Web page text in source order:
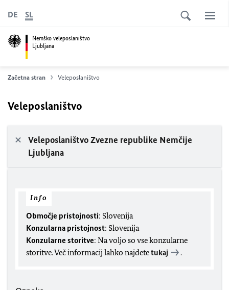
Nemško veleposlaništvo
Ljubljana
DE SL
Začetna stran Veleposlaništvo
Veleposlaništvo
Veleposlaništvo Zvezne republike Nemčije
Ljubljana
Info
Območje pristojnosti: Slovenija
Konzularna pristojnost: Slovenija
Konzularne storitve: Na voljo so vse konzularne
storitve. Več informacij lahko najdetetukaj .